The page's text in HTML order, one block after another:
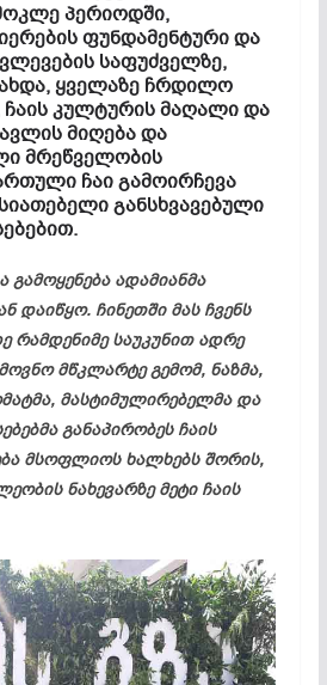
პერიოდში,
ფუნდამენტური და
საფუძველზე,
ყველაზე ჩრდილო
ჩაის კულტურის მაღალი და
მიღება და
მრეწველობის
ჩაი გამოირჩევა
განსხვავებული
გამოყენება ადამიანმა
დაიწყო. ჩინეთში მას ჩვენს
რამდენიმე საუკუნით ადრე
მწკლარტე გემომ, ნაზმა,
მასტიმულირებელმა და
განაპირობეს ჩაის
მსოფლიოს ხალხებს შორის,
ნახევარზე მეტი ჩაის